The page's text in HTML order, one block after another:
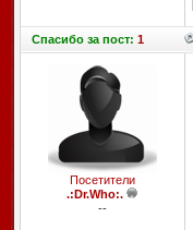
Спасибоза пост: 1
Посетители
.:Dr.Who:.
--